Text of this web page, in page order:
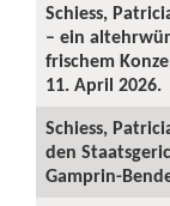
Schiess,
– ein
frischem
11. April 2026.
Schiess,
den
Gamprin-